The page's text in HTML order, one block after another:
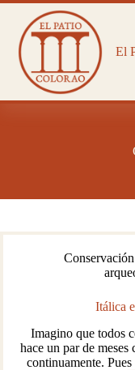
Saltar
contenido
El
Itálica
Imagino que todos
hace un par de meses
continuamente.